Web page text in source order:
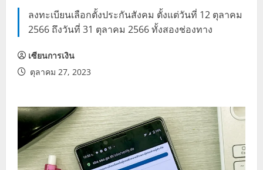
ลงทะเบียนเลือกตั้งประกันสังคม ตั้งแต่วันที่ 12 ตุลาคม
2566 ถึงวันที่ 31 ตุลาคม 2566 ทั้งสองช่องทาง
เซียนการเงิน
ตุลาคม 27, 2023